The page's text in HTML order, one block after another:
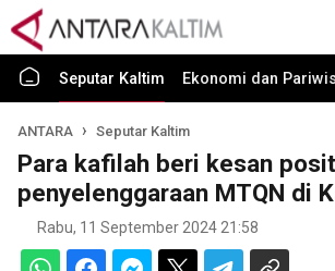
Seputar Kaltim Ekonomi dan
ANTARA Seputar Kaltim
Para kafilah beri kesan
penyelenggaraan MTQN di
Rabu, 11 September 2024 21:58